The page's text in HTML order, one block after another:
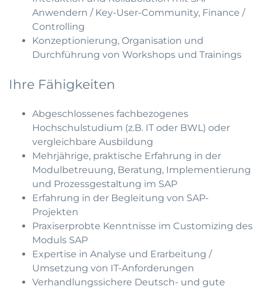
Anwendern / Key-User-Community, Finance /
Controlling
Konzeptionierung, Organisation und
Durchführung von Workshops und Trainings
Ihre Fähigkeiten
Abgeschlossenes fachbezogenes
Hochschulstudium (z.B. IT oder BWL) oder
vergleichbare Ausbildung
Mehrjährige, praktische Erfahrung in der
Modulbetreuung, Beratung, Implementierung
und Prozessgestaltung im SAP
Erfahrung in der Begleitung von SAP-
Projekten
Praxiserprobte Kenntnisse im Customizing des
Moduls SAP
Expertise in Analyse und Erarbeitung /
Umsetzung von IT-Anforderungen
Verhandlungssichere Deutsch- und gute